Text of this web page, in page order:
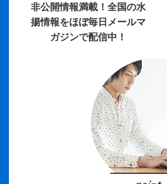
非公開情報満載！全国の水
揚情報をほぼ毎日メールマ
ガジンで配信中！